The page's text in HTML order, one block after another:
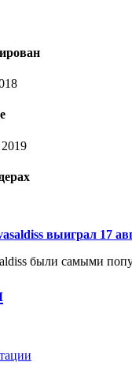
2019
выиграл 17
были самыми